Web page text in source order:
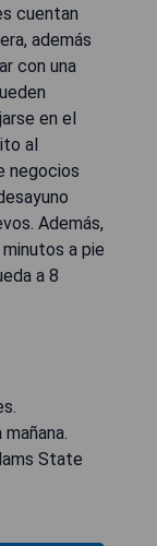
cuentan
además
con una
en el
al
negocios
Además,
a pie
a 8
State